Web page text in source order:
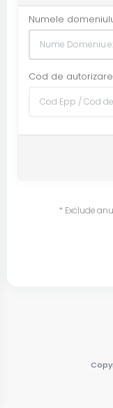
Numele
Cod de autorizare
* Exclude